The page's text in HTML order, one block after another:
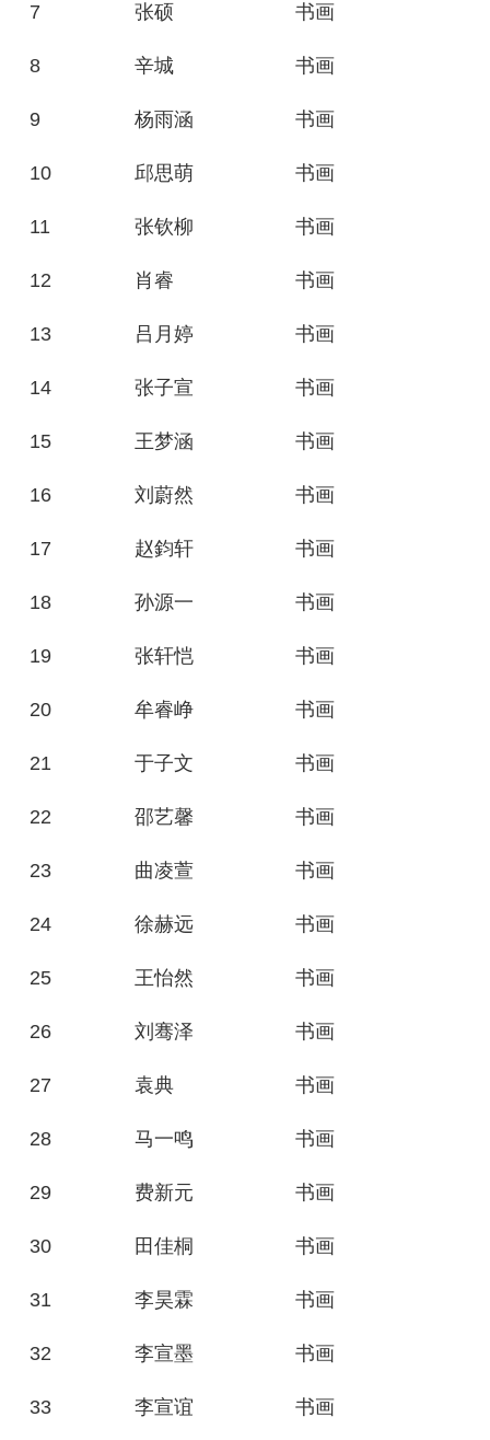
7 张硕 书画
8 辛城 书画
9 杨雨涵 书画
10 邱思萌 书画
11 张钦柳 书画
12 肖睿 书画
13 吕月婷 书画
14 张子宣 书画
15 王梦涵 书画
16 刘蔚然 书画
17 赵鈞轩 书画
18 孙源一 书画
19 张轩恺 书画
20 牟睿峥 书画
21 于子文 书画
22 邵艺馨 书画
23 曲凌萱 书画
24 徐赫远 书画
25 王怡然 书画
26 刘骞泽 书画
27 袁典 书画
28 马一鸣 书画
29 费新元 书画
30 田佳桐 书画
31 李昊霖 书画
32 李宣墨 书画
33 李宣谊 书画